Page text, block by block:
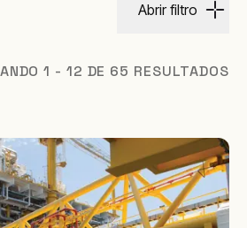
Abrir filtro
1 - 12 DE 65 RESULTADOS